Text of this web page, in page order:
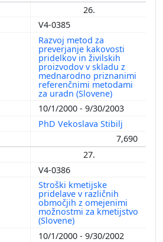
26.
V4-0385
Razvoj metod za
preverjanje kakovosti
pridelkov in živilskih
proizvodov v skladu z
mednarodno priznanimi
referenčnimi metodami
za uradn (Slovene)
10/1/2000 - 9/30/2003
PhD Vekoslava Stibilj
7,690
27.
V4-0386
Stroški kmetijske
pridelave v različnih
območjih z omejenimi
možnostmi za kmetijstvo
(Slovene)
10/1/2000 - 9/30/2002